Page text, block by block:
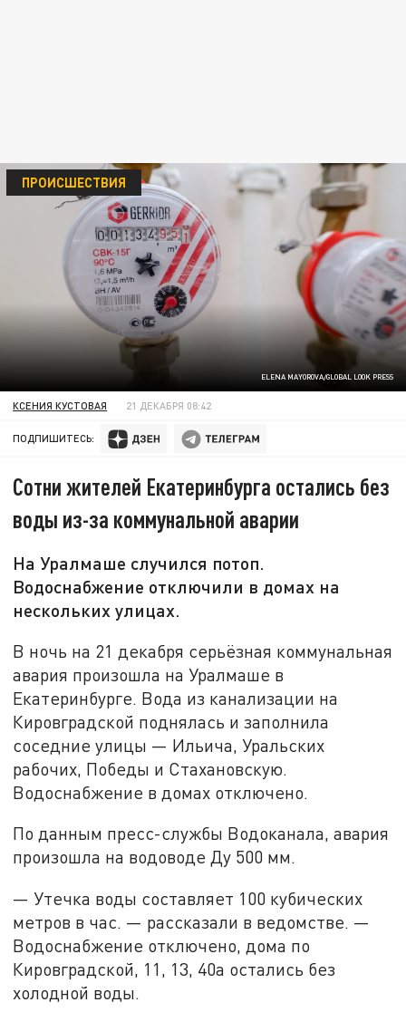
ELENA MAYOROVA/GLOBAL LOOK PRESS
ПРОИСШЕСТВИЯ
КСЕНИЯ КУСТОВАЯ 21 ДЕКАБРЯ 08:42
ПОДПИШИТЕСЬ:
Сотни жителей Екатеринбурга остались без
воды из-за коммунальной аварии
На Уралмаше случился потоп.
Водоснабжение отключили в домах на
нескольких улицах.
В ночь на 21 декабря серьёзная коммунальная
авария произошла на Уралмаше в
Екатеринбурге. Вода из канализации на
Кировградской поднялась и заполнила
соседние улицы — Ильича, Уральских
рабочих, Победы и Стахановскую.
Водоснабжение в домах отключено.
По данным пресс-службы Водоканала, авария
произошла на водоводе Ду 500 мм.
— Утечка воды составляет 100 кубических
метров в час. — рассказали в ведомстве. —
Водоснабжение отключено, дома по
Кировградской, 11, 13, 40а остались без
холодной воды.